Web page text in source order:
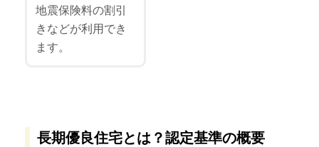
地震保険料の割引
きなどが利用でき
ます。
長期優良住宅とは？認定基準の概要